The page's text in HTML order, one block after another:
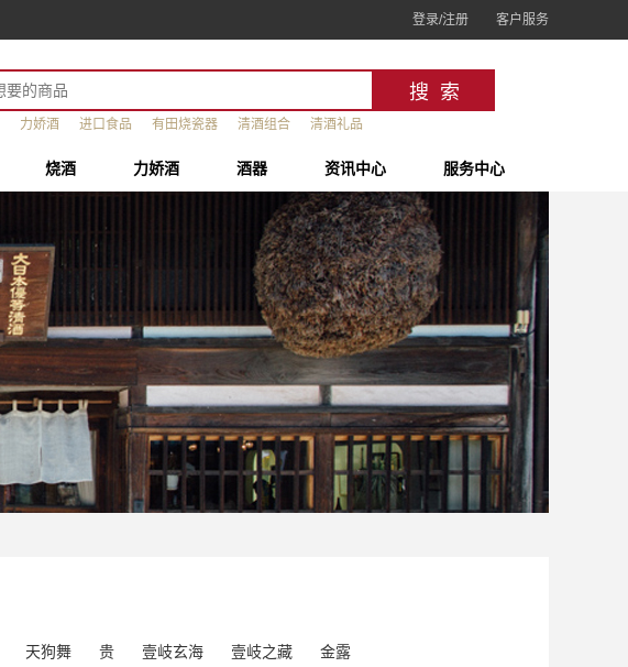
登录/注册 客户服务
力娇酒 进口食品 有田烧瓷器 清酒组合 清酒礼品
烧酒 力娇酒 酒器 资讯中心 服务中心
天狗舞 贵 壹岐玄海 壹岐之藏 金露